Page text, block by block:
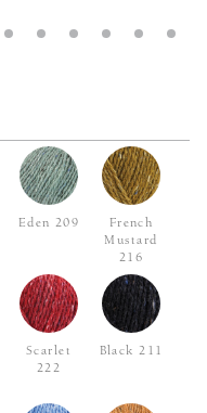
Eden 209
French
Mustard
216
Scarlet
222
Black 211